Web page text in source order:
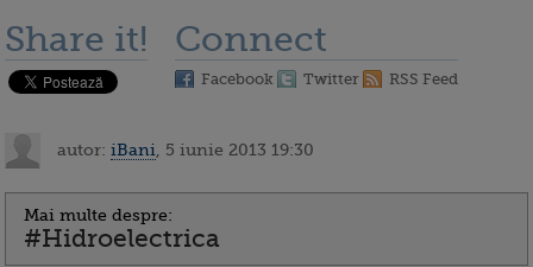
Share it! Connect
Facebook Twitter RSS Feed
autor: iBani , 5 iunie 2013 19:30
Mai multe despre:
#Hidroelectrica